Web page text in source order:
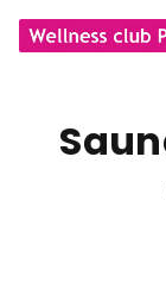
obsah